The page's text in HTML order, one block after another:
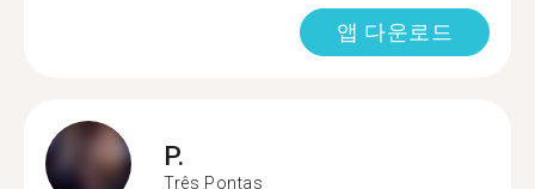
앱 다운로드
P.
Três Pontas